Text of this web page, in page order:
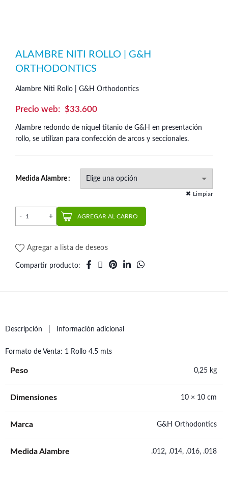
ALAMBRE NITI ROLLO | G&H
ORTHODONTICS
Alambre Niti Rollo | G&H Orthodontics
$33.600
Alambre redondo de níquel titanio de G&H en presentación
rollo, se utilizan para confección de arcos y seccionales.
Medida Alambre
Limpiar
Alambre Niti Rollo | G&H Orthodontics cantidad
AGREGAR AL CARRO
Agregar a lista de deseos
Compartir producto
Descripción Información adicional
Formato de Venta: 1 Rollo 4.5 mts
Peso 0,25 kg
Dimensiones 10 × 10 cm
Marca G&H Orthodontics
Medida Alambre .012, .014, .016, .018